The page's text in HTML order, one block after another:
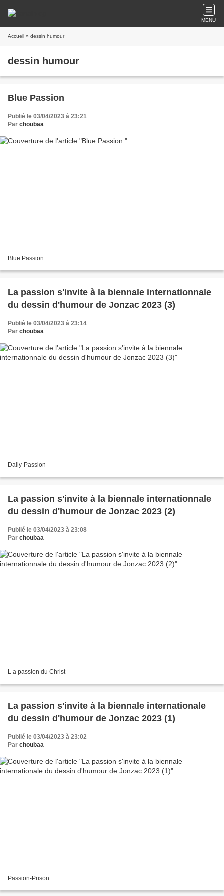
MENU
Accueil » dessin humour
dessin humour
Blue Passion
Publié le 03/04/2023 à 23:21
Par choubaa
Blue Passion
La passion s'invite à la biennale internationnale
du dessin d'humour de Jonzac 2023 (3)
Publié le 03/04/2023 à 23:14
Par choubaa
Daily-Passion
La passion s'invite à la biennale internationnale
du dessin d'humour de Jonzac 2023 (2)
Publié le 03/04/2023 à 23:08
Par choubaa
L a passion du Christ
La passion s'invite à la biennale internationale
du dessin d'humour de Jonzac 2023 (1)
Publié le 03/04/2023 à 23:02
Par choubaa
Passion-Prison